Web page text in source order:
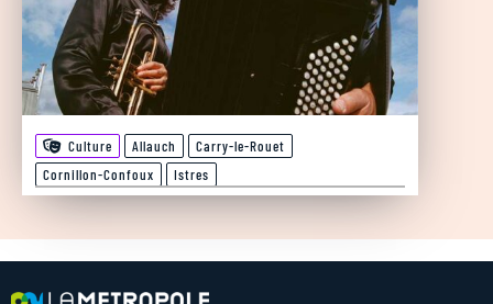
Culture Allauch
Carry-le-Rouet
Cornillon-Confoux
Istres